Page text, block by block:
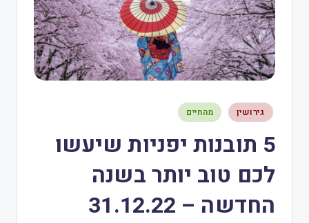
גירושין מהחיים
5 תובנות יפניות שיעשו
לכם טוב יותר בשנה
החדשה – 31.12.22